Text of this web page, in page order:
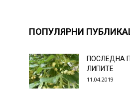
ПОПУЛЯРНИ
ПОСЛЕДНА
ЛИПИТЕ
11.04.2019